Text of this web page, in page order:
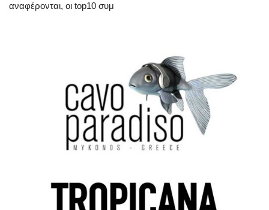
Mykonos Ticker TV
Aegean Islands
αναφέρονται, οι top10 συμ